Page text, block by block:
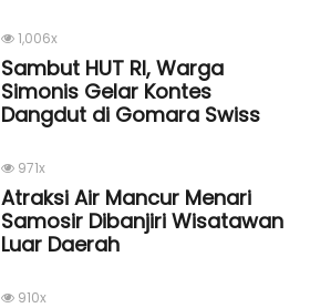
1,006x
Sambut HUT RI, Warga
Simonis Gelar Kontes
Dangdut di Gomara Swiss
971x
Atraksi Air Mancur Menari
Samosir Dibanjiri Wisatawan
Luar Daerah
910x